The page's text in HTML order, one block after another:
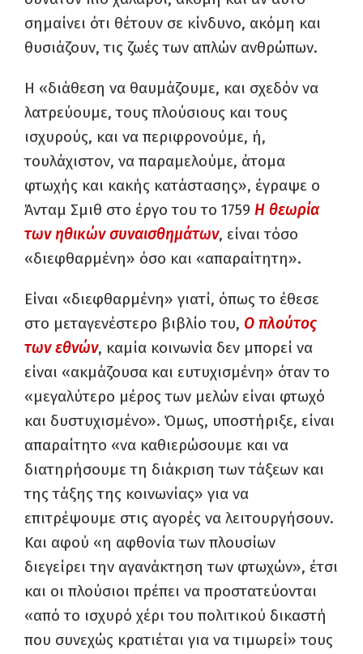
σημαίνει ότι θέτουν σε κίνδυνο, ακόμη και
θυσιάζουν, τις ζωές των απλών ανθρώπων.
Η «διάθεση να θαυμάζουμε, και σχεδόν να
λατρεύουμε, τους πλούσιους και τους
ισχυρούς, και να περιφρονούμε, ή,
τουλάχιστον, να παραμελούμε, άτομα
φτωχής και κακής κατάστασης», έγραψε ο
Άνταμ Σμιθ στο έργο του το 1759 Η θεωρία
των ηθικών συναισθημάτων, είναι τόσο
«διεφθαρμένη» όσο και «απαραίτητη».
Είναι «διεφθαρμένη» γιατί, όπως το έθεσε
στο μεταγενέστερο βιβλίο του, Ο πλούτος
των εθνών, καμία κοινωνία δεν μπορεί να
είναι «ακμάζουσα και ευτυχισμένη» όταν το
«μεγαλύτερο μέρος των μελών είναι φτωχό
και δυστυχισμένο». Όμως, υποστήριξε, είναι
απαραίτητο «να καθιερώσουμε και να
διατηρήσουμε τη διάκριση των τάξεων και
της τάξης της κοινωνίας» για να
επιτρέψουμε στις αγορές να λειτουργήσουν.
Και αφού «η αφθονία των πλουσίων
διεγείρει την αγανάκτηση των φτωχών», έτσι
και οι πλούσιοι πρέπει να προστατεύονται
«από το ισχυρό χέρι του πολιτικού δικαστή
που συνεχώς κρατιέται για να τιμωρεί» τους